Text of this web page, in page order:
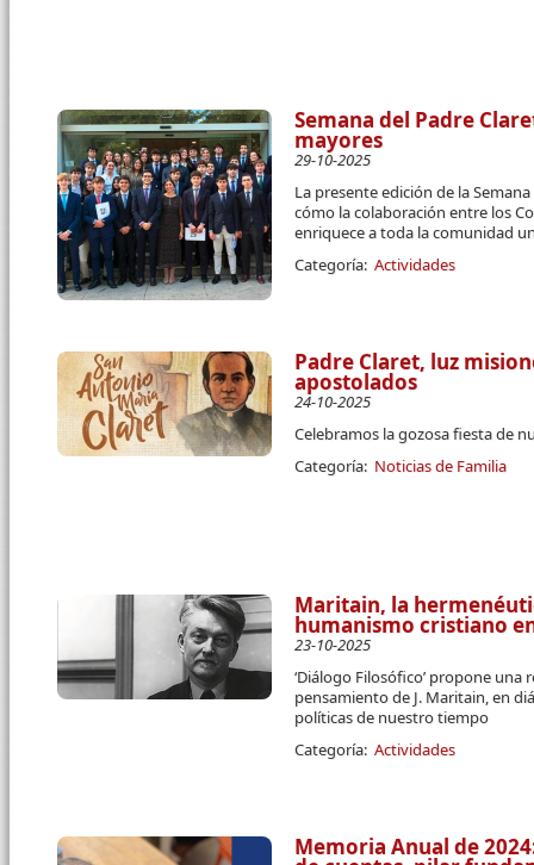
Semana del Padre
mayores
29-10-2025
La presente edición de la
cómo la colaboración entre los
enriquece a toda la comunidad
Categoría: Actividades
Padre Claret, luz
apostolados
24-10-2025
Celebramos la gozosa fiesta de
Categoría: Noticias de Familia
Maritain, la
humanismo cristiano
23-10-2025
‘Diálogo Filosófico’ propone
pensamiento de J. Maritain, en
políticas de nuestro tiempo
Categoría: Actividades
Memoria Anual de